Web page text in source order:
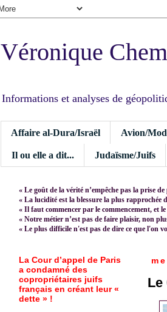
Véronique
Informations et analyses de
Affaire al-Dura/Israël Avion/
Il ou elle a dit... Judaïsme/Juifs
« Le goût de la vérité n’empêche pas la prise
« La lucidité est la blessure la plus rapprochée
« Il faut commencer par le commencement, et
« Notre métier n’est pas de faire plaisir, non
« Le plus difficile n'est pas de dire ce que l'on
Le
La Cour d’appel de Paris
a condamné des
copropriétaires juifs
français en créant leur «
dette » !